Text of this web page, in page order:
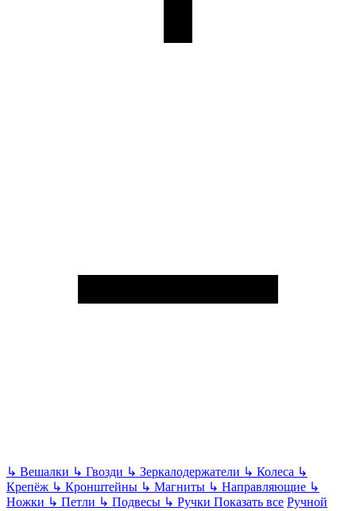
↳ Вешалки ↳ Гвозди ↳ Зеркалодержатели ↳ Колеса ↳
Крепёж ↳ Кронштейны ↳ Магниты ↳ Направляющие ↳
Ножки ↳ Петли ↳ Подвесы ↳ Ручки Показать все Ручной